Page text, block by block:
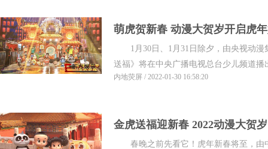
萌虎贺新春 动漫大贺岁开启虎
1月30日、1月31日除夕，由央视动漫
送福》将在中央广播电视总台少儿频道播
内地荧屏 / 2022-01-30 16:58:20
金虎送福迎新春 2022动漫大贺
春晚之前先看它！虎年新春将至，由